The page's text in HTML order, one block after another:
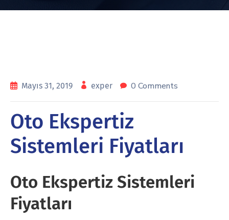
Mayıs 31, 2019 exper 0 Comments
Oto Ekspertiz
Sistemleri Fiyatları
Oto Ekspertiz Sistemleri
Fiyatları